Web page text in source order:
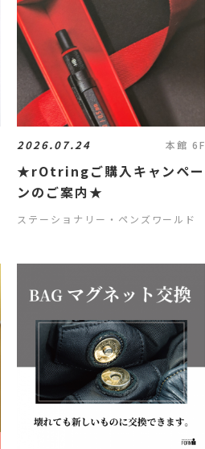
2026.07.24 本館 6F
★rOtringご購入キャンペー
ンのご案内★
ステーショナリー・ペンズワールド